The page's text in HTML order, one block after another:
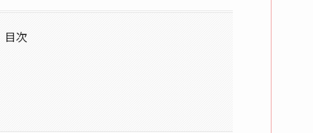
目次